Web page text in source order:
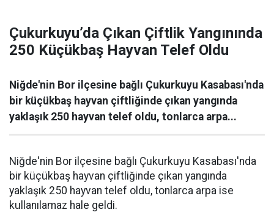
Çukurkuyu’da Çıkan Çiftlik Yangınında
250 Küçükbaş Hayvan Telef Oldu
Niğde'nin Bor ilçesine bağlı Çukurkuyu Kasabası'nda
bir küçükbaş hayvan çiftliğinde çıkan yangında
yaklaşık 250 hayvan telef oldu, tonlarca arpa...
Niğde'nin Bor ilçesine bağlı Çukurkuyu Kasabası'nda
bir küçükbaş hayvan çiftliğinde çıkan yangında
yaklaşık 250 hayvan telef oldu, tonlarca arpa ise
kullanılamaz hale geldi.